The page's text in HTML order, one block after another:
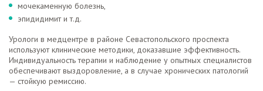
мочекаменную болезнь,
эпидидимит и т.д.
Урологи в медцентре в районе Севастопольского проспекта
используют клинические методики, доказавшие эффективность.
Индивидуальность терапии и наблюдение у опытных специалистов
обеспечивают выздоровление, а в случае хронических патологий
— стойкую ремиссию.